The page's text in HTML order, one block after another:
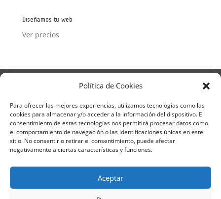
Política de Cookies
Para ofrecer las mejores experiencias, utilizamos tecnologías como las
cookies para almacenar y/o acceder a la información del dispositivo. El
consentimiento de estas tecnologías nos permitirá procesar datos como
el comportamiento de navegación o las identificaciones únicas en este
sitio. No consentir o retirar el consentimiento, puede afectar
negativamente a ciertas características y funciones.
Aceptar
Diseñamos tu web
Ver precios
Aviso Legal
Política de Privacidad
Política de Cookies
Formulario de Datos necesarios para alta
Métodos de pago SEQURA
Métodos de pago
Formulario de Acción Formativa
Formulario de responsabilidad de APPCC
Formulario uso de imagen